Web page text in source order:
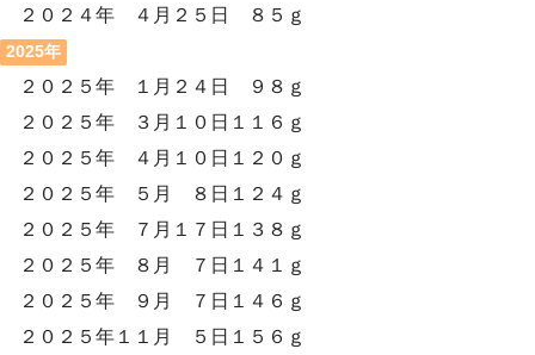
２０２４年 ４月２５日 ８５ｇ
2025年
２０２５年 １月２４日 ９８ｇ
２０２５年 ３月１０日１１６ｇ
２０２５年 ４月１０日１２０ｇ
２０２５年 ５月 ８日１２４ｇ
２０２５年 ７月１７日１３８ｇ
２０２５年 ８月 ７日１４１ｇ
２０２５年 ９月 ７日１４６ｇ
２０２５年１１月 ５日１５６ｇ